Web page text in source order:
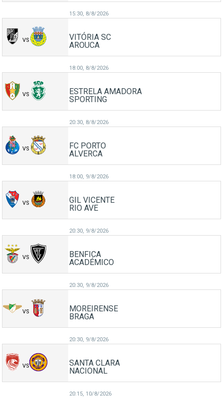
15:30, 8/8/2026
VS
VITÓRIA SC
AROUCA
18:00, 8/8/2026
VS
ESTRELA AMADORA
SPORTING
20:30, 8/8/2026
VS
FC PORTO
ALVERCA
18:00, 9/8/2026
VS
GIL VICENTE
RIO AVE
20:30, 9/8/2026
VS
BENFICA
ACADÉMICO
20:30, 9/8/2026
VS
MOREIRENSE
BRAGA
20:30, 9/8/2026
VS
SANTA CLARA
NACIONAL
20:15, 10/8/2026